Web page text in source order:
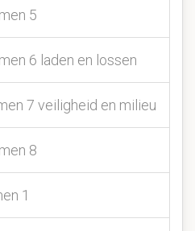
5
6 laden en lossen
7 veiligheid en milieu
8
1